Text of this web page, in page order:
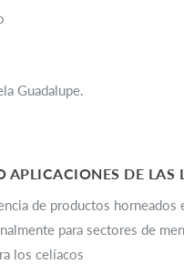
Guadalupe.
APLICACIONES DE
de productos
para sectores de
los celíacos